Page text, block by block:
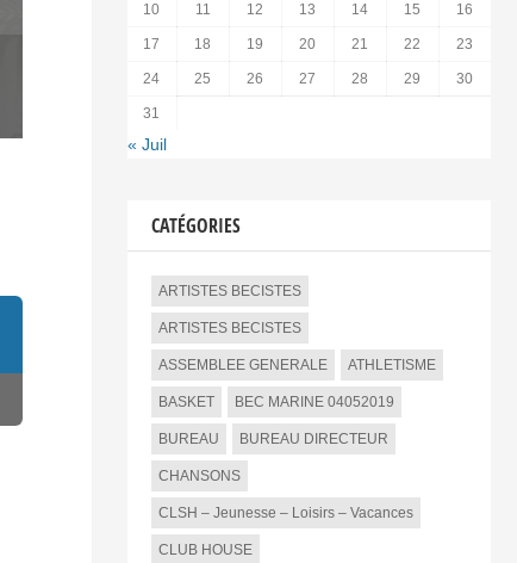
10 11 12 13 14 15 16
17 18 19 20 21 22 23
24 25 26 27 28 29 30
31
« Juil
CATÉGORIES
ARTISTES BECISTES
ARTISTES BECISTES
ASSEMBLEE GENERALE ATHLETISME
BASKET BEC MARINE 04052019
BUREAU BUREAU DIRECTEUR
CHANSONS
CLSH – Jeunesse – Loisirs – Vacances
CLUB HOUSE